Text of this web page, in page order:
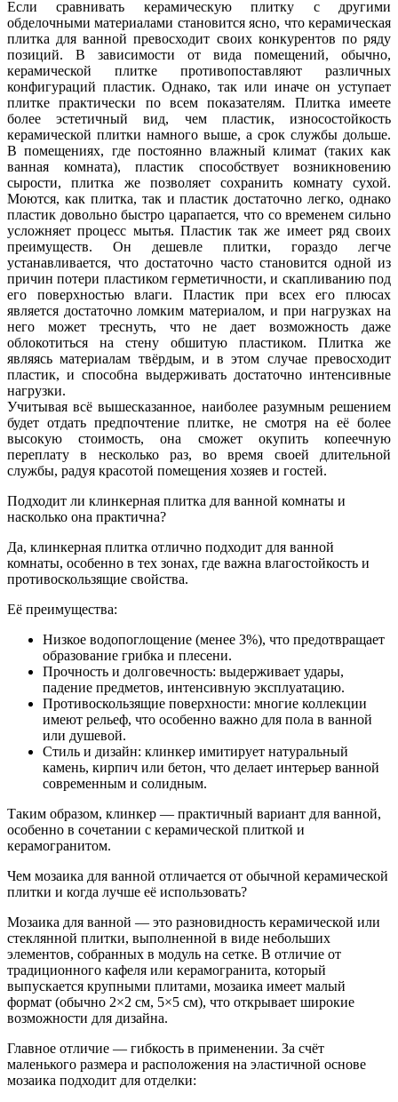
Если сравнивать керамическую плитку с другими
обделочными материалами становится ясно, что керамическая
плитка для ванной превосходит своих конкурентов по ряду
позиций. В зависимости от вида помещений, обычно,
керамической плитке противопоставляют различных
конфигураций пластик. Однако, так или иначе он уступает
плитке практически по всем показателям. Плитка имеете
более эстетичный вид, чем пластик, износостойкость
керамической плитки намного выше, а срок службы дольше.
В помещениях, где постоянно влажный климат (таких как
ванная комната), пластик способствует возникновению
сырости, плитка же позволяет сохранить комнату сухой.
Моются, как плитка, так и пластик достаточно легко, однако
пластик довольно быстро царапается, что со временем сильно
усложняет процесс мытья. Пластик так же имеет ряд своих
преимуществ. Он дешевле плитки, гораздо легче
устанавливается, что достаточно часто становится одной из
причин потери пластиком герметичности, и скапливанию под
его поверхностью влаги. Пластик при всех его плюсах
является достаточно ломким материалом, и при нагрузках на
него может треснуть, что не дает возможность даже
облокотиться на стену обшитую пластиком. Плитка же
являясь материалам твёрдым, и в этом случае превосходит
пластик, и способна выдерживать достаточно интенсивные
нагрузки.
Учитывая всё вышесказанное, наиболее разумным решением
будет отдать предпочтение плитке, не смотря на её более
высокую стоимость, она сможет окупить копеечную
переплату в несколько раз, во время своей длительной
службы, радуя красотой помещения хозяев и гостей.
Подходит ли клинкерная плитка для ванной комнаты и
насколько она практична?
Да, клинкерная плитка отлично подходит для ванной
комнаты, особенно в тех зонах, где важна влагостойкость и
противоскользящие свойства.
Её преимущества:
Низкое водопоглощение (менее 3%), что предотвращает
образование грибка и плесени.
Прочность и долговечность: выдерживает удары,
падение предметов, интенсивную эксплуатацию.
Противоскользящие поверхности: многие коллекции
имеют рельеф, что особенно важно для пола в ванной
или душевой.
Стиль и дизайн: клинкер имитирует натуральный
камень, кирпич или бетон, что делает интерьер ванной
современным и солидным.
Таким образом, клинкер — практичный вариант для ванной,
особенно в сочетании с керамической плиткой и
керамогранитом.
Чем мозаика для ванной отличается от обычной керамической
плитки и когда лучше её использовать?
Мозаика для ванной — это разновидность керамической или
стеклянной плитки, выполненной в виде небольших
элементов, собранных в модуль на сетке. В отличие от
традиционного кафеля или керамогранита, который
выпускается крупными плитами, мозаика имеет малый
формат (обычно 2×2 см, 5×5 см), что открывает широкие
возможности для дизайна.
Главное отличие — гибкость в применении. За счёт
маленького размера и расположения на эластичной основе
мозаика подходит для отделки: